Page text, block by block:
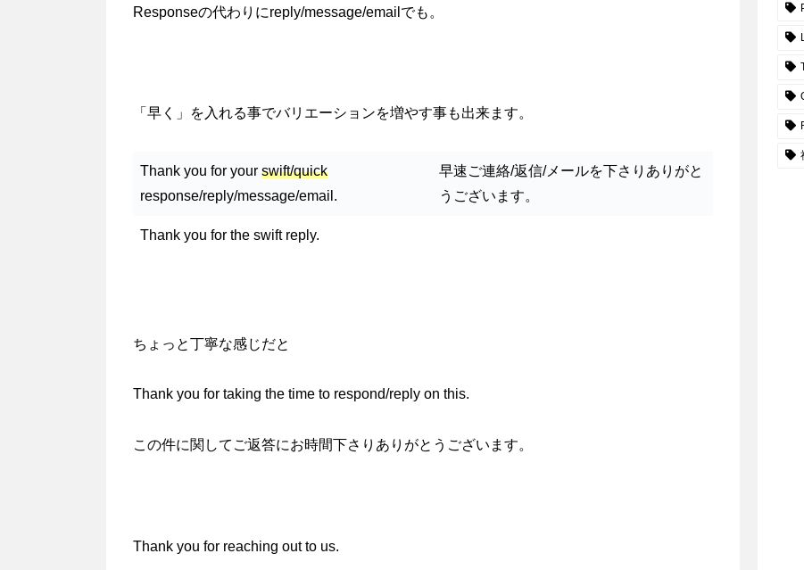
Responseの代わりにreply/message/emailでも。
「早く」を入れる事でバリエーションを増やす事も出来ます。
Thank you for your swift/quick
response/reply/message/email.
早速ご連絡/返信/メールを下さりありがと
うございます。
Thank you for the swift reply.
ちょっと丁寧な感じだと
Thank you for taking the time to respond/reply on this.
この件に関してご返答にお時間下さりありがとうございます。
Thank you for reaching out to us.